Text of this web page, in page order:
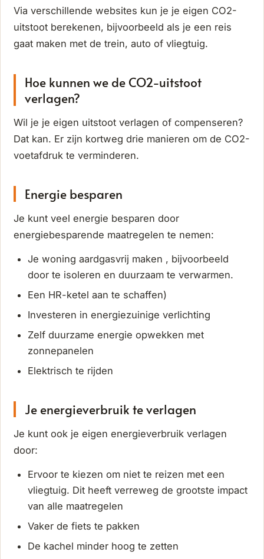
Via verschillende websites kun je je eigen CO2-
uitstoot berekenen, bijvoorbeeld als je een reis
gaat maken met de trein, auto of vliegtuig.
Hoe kunnen we de CO2-uitstoot
verlagen?
Wil je je eigen uitstoot verlagen of compenseren?
Dat kan. Er zijn kortweg drie manieren om de CO2-
voetafdruk te verminderen.
Energie besparen
Je kunt veel energie besparen door
energiebesparende maatregelen te nemen:
Je woning aardgasvrij maken , bijvoorbeeld
door te isoleren en duurzaam te verwarmen.
Een HR-ketel aan te schaffen)
Investeren in energiezuinige verlichting
Zelf duurzame energie opwekken met
zonnepanelen
Elektrisch te rijden
Je energieverbruik te verlagen
Je kunt ook je eigen energieverbruik verlagen
door:
Ervoor te kiezen om niet te reizen met een
vliegtuig. Dit heeft verreweg de grootste impact
van alle maatregelen
Vaker de fiets te pakken
De kachel minder hoog te zetten